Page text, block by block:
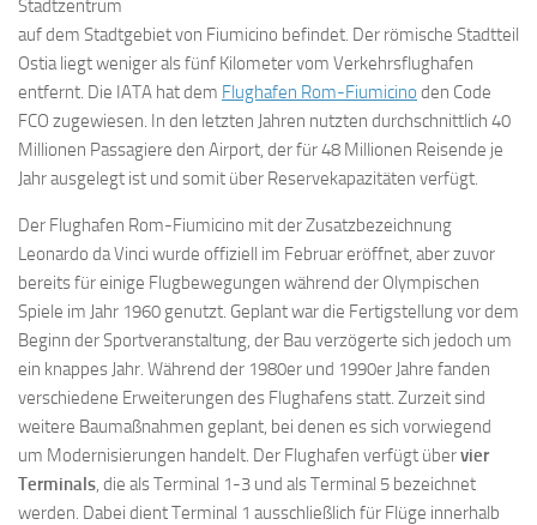
Stadtzentrum
auf dem Stadtgebiet von Fiumicino befindet. Der römische Stadtteil
Ostia liegt weniger als fünf Kilometer vom Verkehrsflughafen
entfernt. Die IATA hat dem Flughafen Rom-Fiumicino den Code
FCO zugewiesen. In den letzten Jahren nutzten durchschnittlich 40
Millionen Passagiere den Airport, der für 48 Millionen Reisende je
Jahr ausgelegt ist und somit über Reservekapazitäten verfügt.
Der Flughafen Rom-Fiumicino mit der Zusatzbezeichnung
Leonardo da Vinci wurde offiziell im Februar eröffnet, aber zuvor
bereits für einige Flugbewegungen während der Olympischen
Spiele im Jahr 1960 genutzt. Geplant war die Fertigstellung vor dem
Beginn der Sportveranstaltung, der Bau verzögerte sich jedoch um
ein knappes Jahr. Während der 1980er und 1990er Jahre fanden
verschiedene Erweiterungen des Flughafens statt. Zurzeit sind
weitere Baumaßnahmen geplant, bei denen es sich vorwiegend
um Modernisierungen handelt. Der Flughafen verfügt übervier
Terminals, die als Terminal 1-3 und als Terminal 5 bezeichnet
werden. Dabei dient Terminal 1 ausschließlich für Flüge innerhalb